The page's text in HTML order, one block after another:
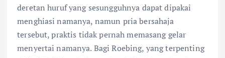
deretan huruf yang sesungguhnya dapat dipakai
menghiasi namanya, namun pria bersahaja
tersebut, praktis tidak pernah memasang gelar
menyertai namanya. Bagi Roebing, yang terpenting